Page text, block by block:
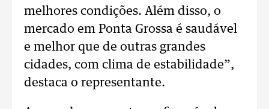
melhores condições. Além disso, o
mercado em Ponta Grossa é saudável
e melhor que de outras grandes
cidades, com clima de estabilidade”,
destaca o representante.